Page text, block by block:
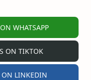
WHATSAPP
ON TIKTOK
ON LINKEDIN